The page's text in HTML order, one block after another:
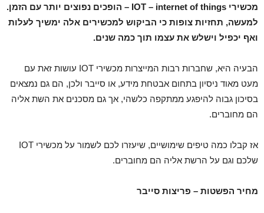
מכשירי IOT – internet of things – הופכים נפוצים יותר עם הזמן.
למעשה, תחזיות צופות כי הביקוש למכשירים אלה ימשיך לעלות
ואף יכפיל וישלש את עצמו תוך כמה שנים.
הבעיה היא, שחברות רבות המייצרות מכשירי IOT עושות זאת עם
מעט מאוד ניסיון בתחום אבטחת מידע, או סייבר ולכן, הם גם נמצאים
בסיכון גבוה להיפגע ממתקפה כלשהי, אך גם מסכנים את השת אליה
הם מחוברים.
אז קבלו כמה טיפים שימושיים, שיעזרו לכם לשמור על מכשירי IOT
שלכם וגם על הרשת אליה הם מחוברים.
מחיר הפשטות – פריצות סייבר